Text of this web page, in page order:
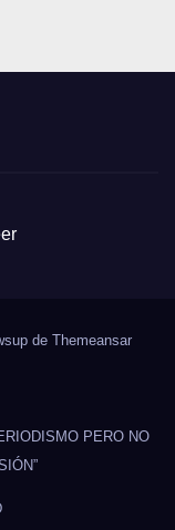
de Themeansar
PERO NO